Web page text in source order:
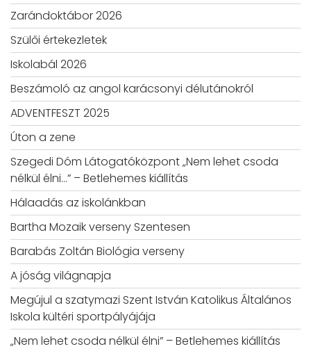
Zarándoktábor 2026
Szülői értekezletek
Iskolabál 2026
Beszámoló az angol karácsonyi délutánokról
ADVENTFESZT 2025
Úton a zene
Szegedi Dóm Látogatóközpont „Nem lehet csoda
nélkül élni…” – Betlehemes kiállítás
Hálaadás az iskolánkban
Bartha Mozaik verseny Szentesen
Barabás Zoltán Biológia verseny
A jóság világnapja
Megújul a szatymazi Szent István Katolikus Általános
Iskola kültéri sportpályájája
„Nem lehet csoda nélkül élni” – Betlehemes kiállítás